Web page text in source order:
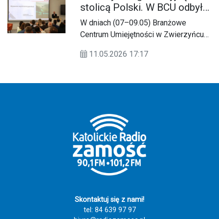
stolicą Polski. W BCU odbyło
się "Spotkanie Trójstronne”
W dniach (07–09.05) Branżowe
Centrum Umiejętności w Zwierzyńcu
ze względu na zorganizowane w tym
„Współczesne wyzwania geodezji:
11.05.2026 17:17
Skontaktuj się z nami!
tel: 84 639 97 97